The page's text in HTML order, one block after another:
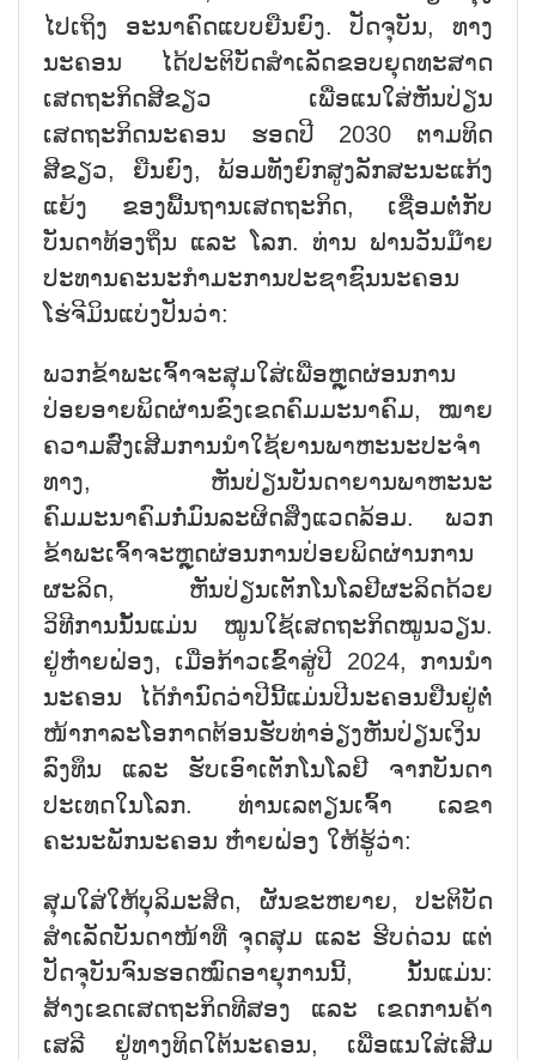
ໄປເຖິງ ອະນາຄົດແບບຍືນຍົງ. ປັດຈຸບັນ, ທາງ
ນະຄອນ ໄດ້ປະຕິບັດສຳເລັດຂອບຍຸດທະສາດ
ເສດຖະກິດສີຂຽວ ເພື່ອແນໃສ່ຫັນປ່ຽນ
ເສດຖະກິດນະຄອນ ຮອດປີ 2030 ຕາມທິດ
ສີຂຽວ, ຍືນຍົງ, ພ້ອມທັງຍົກສູງລັກສະນະແກ້ງ
ແຍ້ງ ຂອງພື້ນຖານເສດຖະກິດ, ເຊື່ອມຕໍ່ກັບ
ບັນດາທ້ອງຖິ່ນ ແລະ ໂລກ. ທ່ານ ຟານວັນມ໊າຍ
ປະທານຄະນະກຳມະການປະຊາຊົນນະຄອນ
ໂຮ່ຈີມິນແບ່ງປັນວ່າ:
ພວກຂ້າພະເຈົ້າຈະສຸມໃສ່ເພື່ອຫຼຸດຜ່ອນການ
ປ່ອຍອາຍພິດຜ່ານຂົງເຂດຄົມມະນາຄົມ, ໝາຍ
ຄວາມສົ່ງເສີມການນຳໃຊ້ຍານພາຫະນະປະຈຳ
ທາງ, ຫັນປ່ຽນບັນດາຍານພາຫະນະ
ຄົມມະນາຄົມກໍ່ມົນລະຜິດສິ່ງແວດລ້ອມ. ພວກ
ຂ້າພະເຈົ້າຈະຫຼຸດຜ່ອນການປ່ອຍພິດຜ່ານການ
ຜະລິດ, ຫັນປ່ຽນເຕັກໂນໂລຢີຜະລິດດ້ວຍ
ວິທີການນັ້ນແມ່ນ ໝູນໃຊ້ເສດຖະກິດໝູນວຽນ.
ຢູ່ຫ໋າຍຝ່ອງ, ເມື່ອກ້າວເຂົ້າສູ່ປີ 2024, ການນຳ
ນະຄອນ ໄດ້ກຳນົດວ່າປີນີ້ແມ່ນປີນະຄອນຢືນຢູ່ຕໍ່
ໜ້າກາລະໂອກາດຕ້ອນຮັບທ່າອ່ຽງຫັນປ່ຽນເງິນ
ລົງທຶນ ແລະ ຮັບເອົາເຕັກໂນໂລຢີ ຈາກບັນດາ
ປະເທດໃນໂລກ. ທ່ານເລຕຽນເຈົ້າ ເລຂາ
ຄະນະພັກນະຄອນ ຫ໋າຍຝ່ອງ ໃຫ້ຮູ້ວ່າ:
ສຸມໃສ່ໃຫ້ບຸລິມະສິດ, ຜັນຂະຫຍາຍ, ປະຕິບັດ
ສຳເລັດບັນດາໜ້າທີ່ ຈຸດສຸມ ແລະ ຮີບດ່ວນ ແຕ່
ປັດຈຸບັນຈົນຮອດໝົດອາຍຸການນີ້, ນັ້ນແມ່ນ:
ສ້າງເຂດເສດຖະກິດທີສອງ ແລະ ເຂດການຄ້າ
ເສລີ ຢູ່ທາງທິດໃຕ້ນະຄອນ, ເພື່ອແນໃສ່ເສີມ